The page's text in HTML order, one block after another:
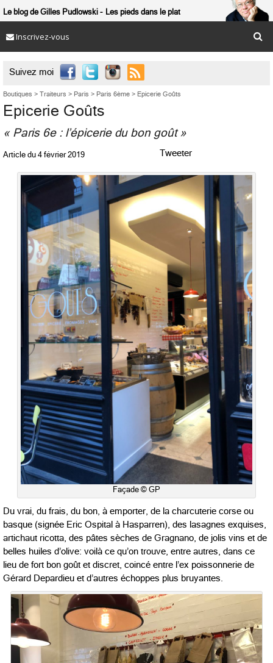
Le blog de Gilles Pudlowski Les pieds dans le plat
Inscrivez-vous
Suivez moi 
Boutiques > Traiteurs > Paris > Paris 6ème > Epicerie Goûts
Epicerie Goûts
« Paris 6e : l’épicerie du bon goût »
Article du 4 février 2019 Tweeter
Façade © GP
Du vrai, du frais, du bon, à emporter, de la charcuterie corse ou
basque (signée Eric Ospital à Hasparren), des lasagnes exquises,
artichaut ricotta, des pâtes sèches de Gragnano, de jolis vins et de
belles huiles d’olive: voilà ce qu’on trouve, entre autres, dans ce
lieu de fort bon goût et discret, coincé entre l’ex poissonnerie de
Gérard Depardieu et d’autres échoppes plus bruyantes.